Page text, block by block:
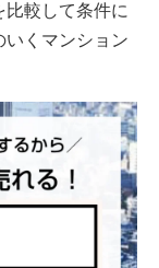
較して条件に
いくマンション